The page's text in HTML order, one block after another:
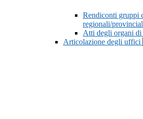
Rendiconti gruppi
regionali/
Atti degli organi
Articolazione degli uffici